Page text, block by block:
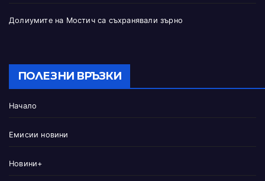
Долиумите на Мостич са съхранявали зърно
ПОЛЕЗНИ ВРЪЗКИ
Начало
Емисии новини
Новини+